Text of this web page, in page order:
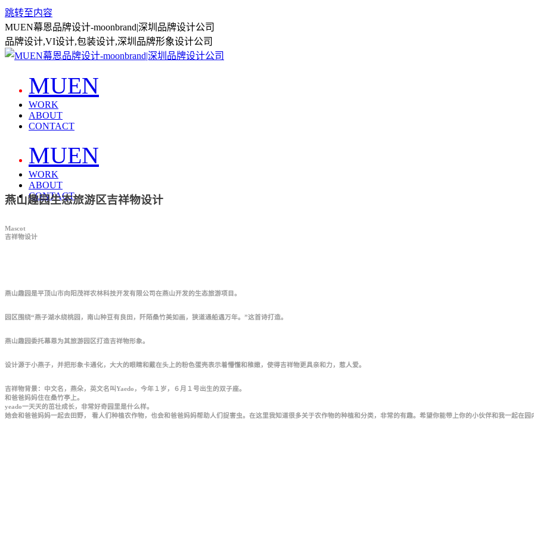
跳转至内容
MUEN幕恩品牌设计-moonbrand|深圳品牌设计公司
品牌设计,VI设计,包装设计,深圳品牌形象设计公司
MUEN
WORK
ABOUT
CONTACT
MUEN
WORK
ABOUT
CONTACT
燕山趣园生态旅游区吉祥物设计
Mascot
吉祥物设计
燕山趣园是平顶山市向阳茂祥农林科技开发有限公司在燕山开发的生态旅游项目。
园区围绕“燕子湖水绕桃园，南山种豆有良田，阡陌桑竹美如画，狭道通船遇万年。 ”这首诗打造。
燕山趣园委托幕恩为其旅游园区打造吉祥物形象。
设计源于小燕子，并把形象卡通化，大大的眼睛和戴在头上的粉色蛋壳表示着懵懂和稚嫩，使得吉祥物更具亲和力，惹人爱。
吉祥物背景：中文名，燕朵，英文名叫Yaedo，今年１岁，６月１号出生的双子座。
和爸爸妈妈住在桑竹亭上。
yeado一天天的茁壮成长，非常好奇园里是什么样。
她会和爸爸妈妈一起去田野， 看人们种植农作物，也会和爸爸妈妈帮助人们捉害虫。在这里我知道很多关于农作物的种植和分类，非常的有趣。希望你能带上你的小伙伴和我一起在园